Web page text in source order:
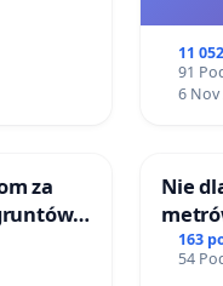
w
11
91
6 Nov
za
Nie
163
54